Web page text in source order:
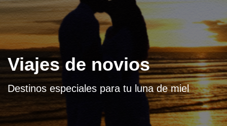
Viajes de novios
Destinos especiales para tu luna de miel